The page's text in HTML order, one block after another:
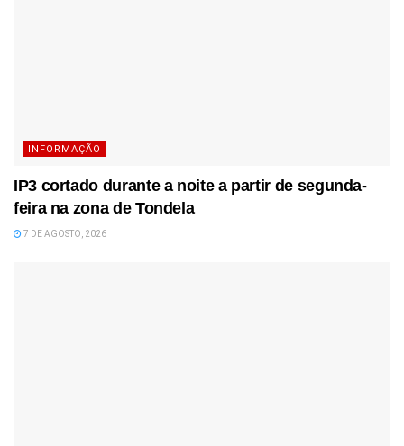
INFORMAÇÃO
IP3 cortado durante a noite a partir de segunda-
feira na zona de Tondela
7 DE AGOSTO, 2026